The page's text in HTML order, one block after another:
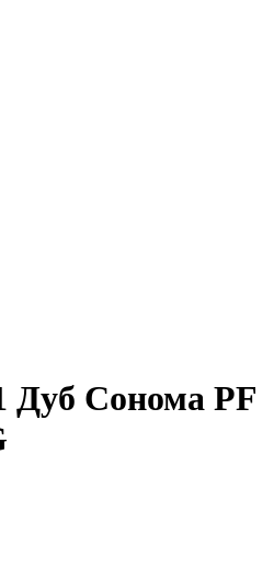
Дуб Сонома PF